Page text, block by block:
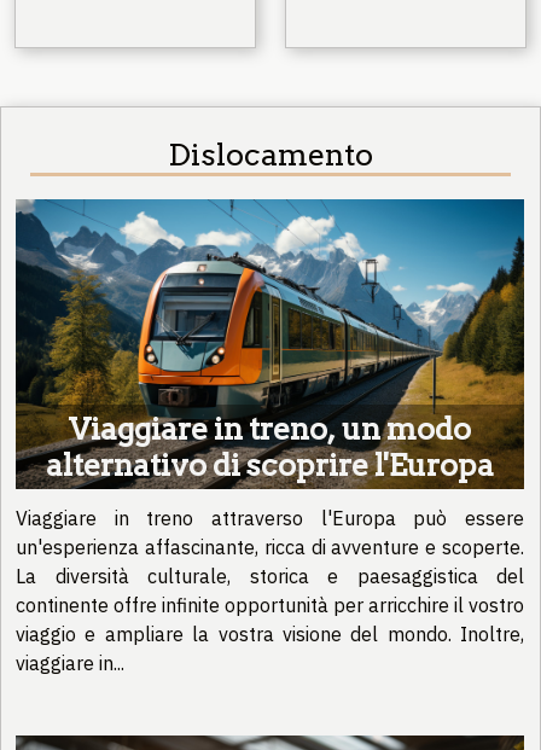
Dislocamento
Viaggiare in treno, un modo
alternativo di scoprire l'Europa
Viaggiare in treno attraverso l'Europa può essere
un'esperienza affascinante, ricca di avventure e scoperte.
La diversità culturale, storica e paesaggistica del
continente offre infinite opportunità per arricchire il vostro
viaggio e ampliare la vostra visione del mondo. Inoltre,
viaggiare in...